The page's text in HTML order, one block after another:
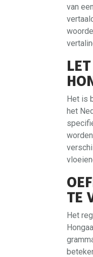
van
Het is
het
TE
Het